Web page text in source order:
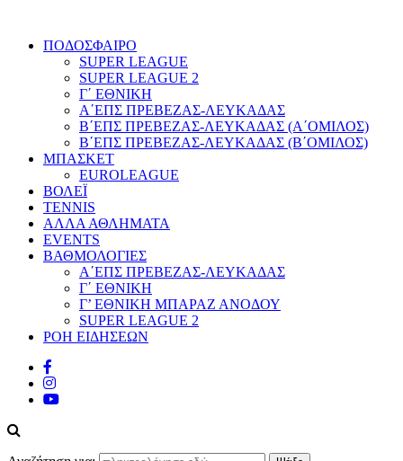
ΠΟΔΟΣΦΑΙΡΟ
SUPER LEAGUE
SUPER LEAGUE 2
Γ΄ ΕΘΝΙΚΗ
Α΄ΕΠΣ ΠΡΕΒΕΖΑΣ-ΛΕΥΚΑΔΑΣ
Β΄ΕΠΣ ΠΡΕΒΕΖΑΣ-ΛΕΥΚΑΔΑΣ (Α΄ΟΜΙΛΟΣ)
Β΄ΕΠΣ ΠΡΕΒΕΖΑΣ-ΛΕΥΚΑΔΑΣ (Β΄ΟΜΙΛΟΣ)
ΜΠΑΣΚΕΤ
EUROLEAGUE
ΒΟΛΕΪ
TENNIS
ΑΛΛΑ ΑΘΛΗΜΑΤΑ
EVENTS
ΒΑΘΜΟΛΟΓΙΕΣ
Α΄ΕΠΣ ΠΡΕΒΕΖΑΣ-ΛΕΥΚΑΔΑΣ
Γ΄ ΕΘΝΙΚΗ
Γ’ ΕΘΝΙΚΗ ΜΠΑΡΑΖ ΑΝΟΔΟΥ
SUPER LEAGUE 2
ΡΟΗ ΕΙΔΗΣΕΩΝ